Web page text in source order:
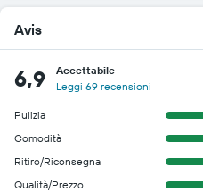
Avis
6,9
Accettabile
Leggi 69 recensioni
Pulizia
Comodità
Ritiro/Riconsegna
Qualità/Prezzo